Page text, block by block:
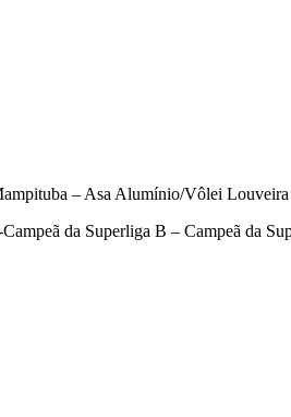
– Asa Alumínio/Vôlei
da Superliga B – Campeã da